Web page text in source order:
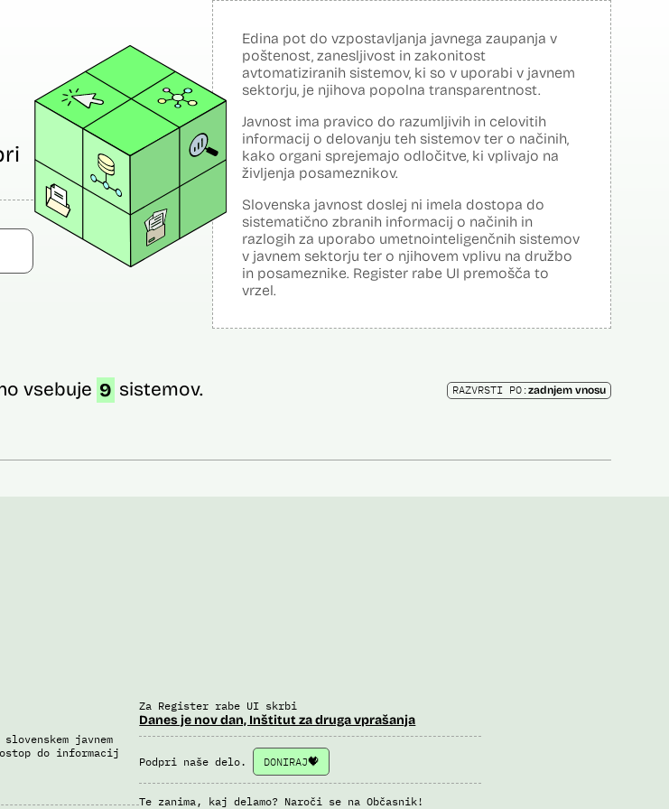
Edina pot do vzpostavljanja javnega zaupanja v
poštenost, zanesljivost in zakonitost
avtomatiziranih sistemov, ki so v uporabi v javnem
sektorju, je njihova popolna transparentnost.
Javnost ima pravico do razumljivih in celovitih
informacij o delovanju teh sistemov ter o načinih,
kako organi sprejemajo odločitve, ki vplivajo na
življenja posameznikov.
Slovenska javnost doslej ni imela dostopa do
sistematično zbranih informacij o načinih in
razlogih za uporabo umetnointeligenčnih sistemov
v javnem sektorju ter o njihovem vplivu na družbo
in posameznike. Register rabe UI premošča to
vrzel.
vsebuje 9 sistemov. RAZVRSTI PO:zadnjem vnosu
javnem
do informacij
Za Register rabe UI skrbi
Danes je nov dan, Inštitut za druga vprašanja
Podpri naše delo. DONIRAJ
Te zanima, kaj delamo? Naroči se na Občasnik!